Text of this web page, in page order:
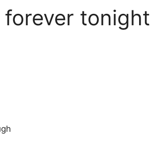
forever tonight